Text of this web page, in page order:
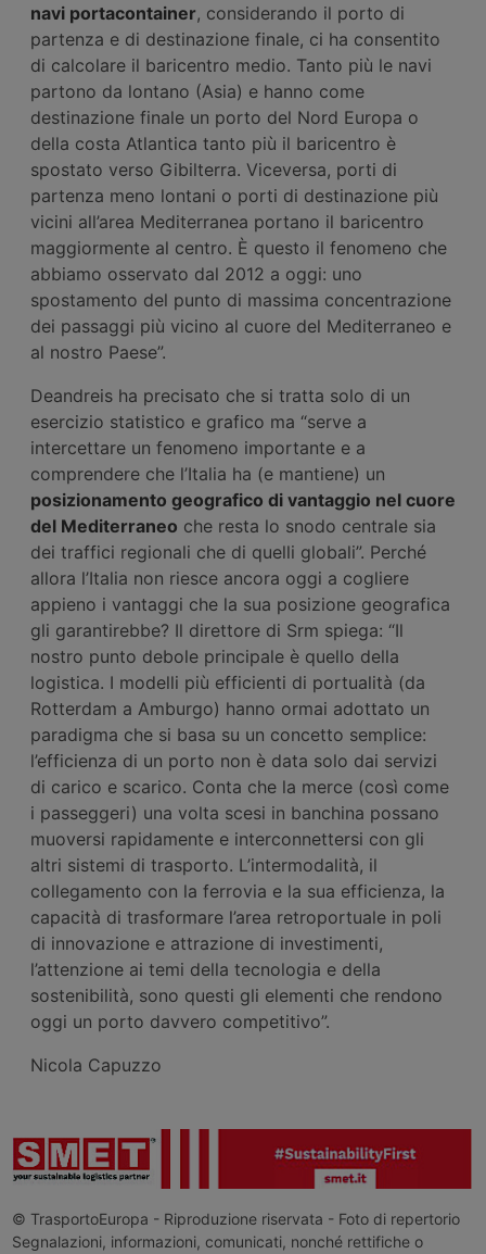
navi portacontainer, considerando il porto di
partenza e di destinazione finale, ci ha consentito
di calcolare il baricentro medio. Tanto più le navi
partono da lontano (Asia) e hanno come
destinazione finale un porto del Nord Europa o
della costa Atlantica tanto più il baricentro è
spostato verso Gibilterra. Viceversa, porti di
partenza meno lontani o porti di destinazione più
vicini all’area Mediterranea portano il baricentro
maggiormente al centro. È questo il fenomeno che
abbiamo osservato dal 2012 a oggi: uno
spostamento del punto di massima concentrazione
dei passaggi più vicino al cuore del Mediterraneo e
al nostro Paese”.
Deandreis ha precisato che si tratta solo di un
esercizio statistico e grafico ma “serve a
intercettare un fenomeno importante e a
comprendere che l’Italia ha (e mantiene) un
posizionamento geografico di vantaggio nel cuore
del Mediterraneo che resta lo snodo centrale sia
dei traffici regionali che di quelli globali”. Perché
allora l’Italia non riesce ancora oggi a cogliere
appieno i vantaggi che la sua posizione geografica
gli garantirebbe? Il direttore di Srm spiega: “Il
nostro punto debole principale è quello della
logistica. I modelli più efficienti di portualità (da
Rotterdam a Amburgo) hanno ormai adottato un
paradigma che si basa su un concetto semplice:
l’efficienza di un porto non è data solo dai servizi
di carico e scarico. Conta che la merce (così come
i passeggeri) una volta scesi in banchina possano
muoversi rapidamente e interconnettersi con gli
altri sistemi di trasporto. L’intermodalità, il
collegamento con la ferrovia e la sua efficienza, la
capacità di trasformare l’area retroportuale in poli
di innovazione e attrazione di investimenti,
l’attenzione ai temi della tecnologia e della
sostenibilità, sono questi gli elementi che rendono
oggi un porto davvero competitivo”.
Nicola Capuzzo
© TrasportoEuropa - Riproduzione riservata - Foto di repertorio
Segnalazioni, informazioni, comunicati, nonché rettifiche o